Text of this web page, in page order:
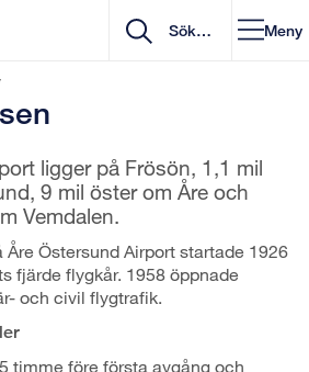
Meny
ligger på Frösön, 1,1 mil
9 mil öster om Åre och
Vemdalen.
Åre Östersund Airport startade 1926
fjärde flygkår. 1958 öppnade
och civil flygtrafik.
timme före första avgång och